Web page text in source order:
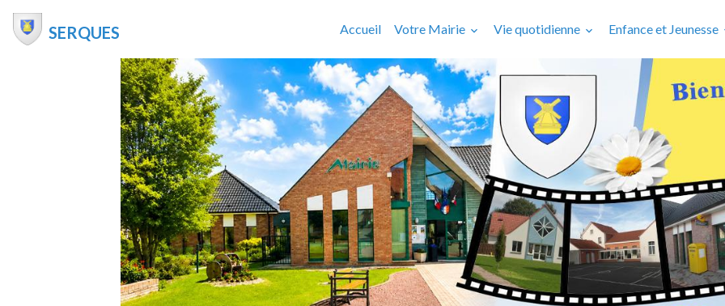
SERQUES Accueil Votre Mairie Vie quotidienne Enfance et Jeunesse